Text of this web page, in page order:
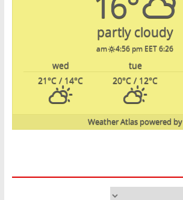
partly cloudy
6:26 am
4:56 pm EET
tue
wed
20°C / 12°C
21°C / 14°C
powered by
Weather Atlas